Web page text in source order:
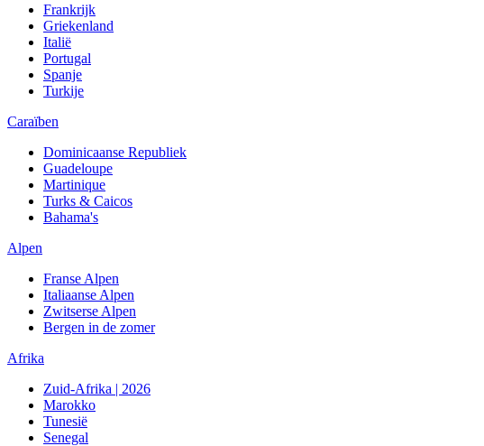
Frankrijk
Griekenland
Italië
Portugal
Spanje
Turkije
Caraïben
Dominicaanse Republiek
Guadeloupe
Martinique
Turks & Caicos
Bahama's
Alpen
Franse Alpen
Italiaanse Alpen
Zwitserse Alpen
Bergen in de zomer
Afrika
Zuid-Afrika | 2026
Marokko
Tunesië
Senegal